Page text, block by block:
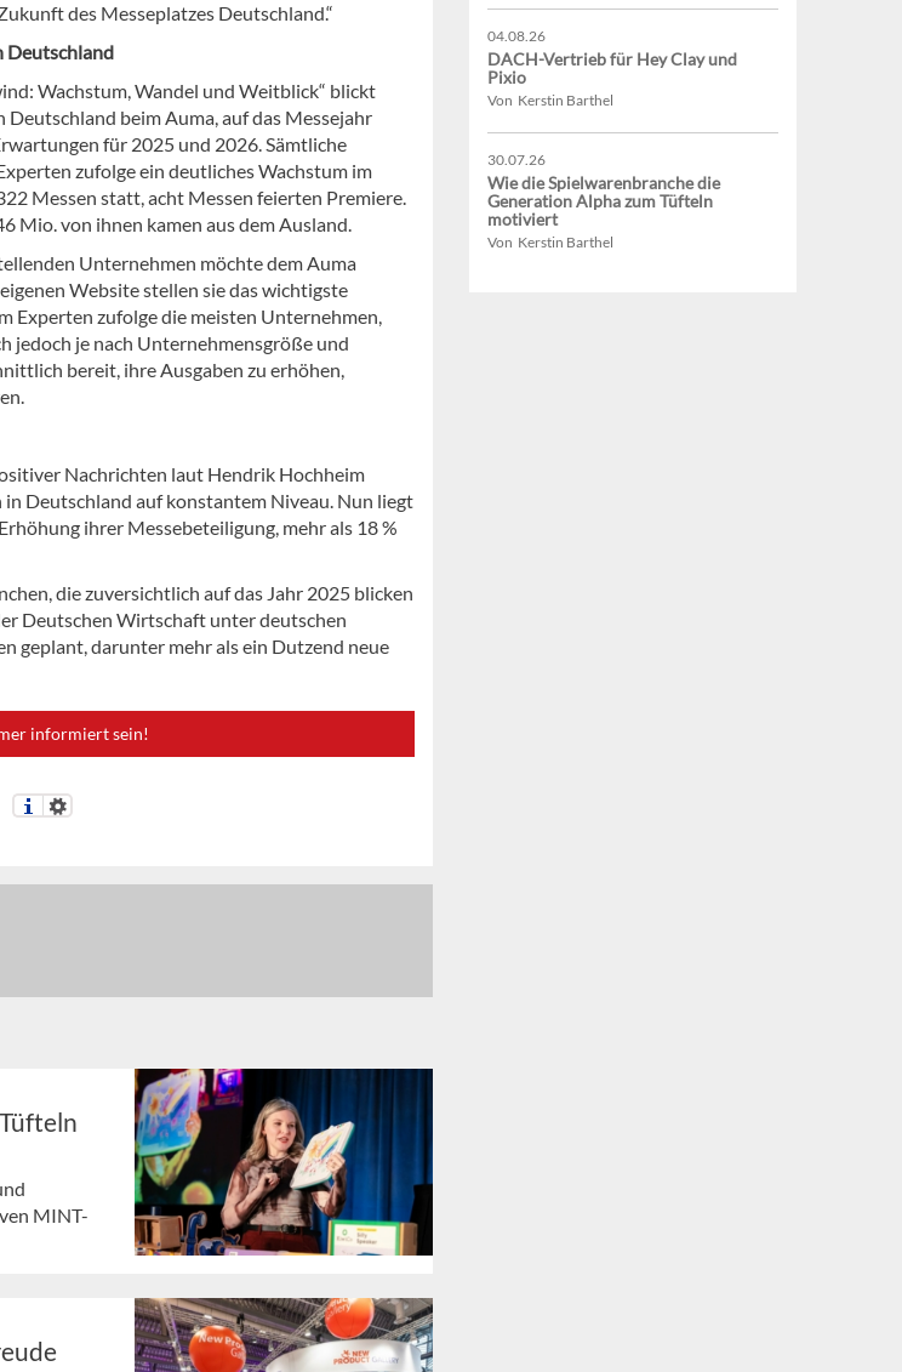
des Messeplatzes Deutschland.“
Deutschland
Wachstum, Wandel und Weitblick“ blickt
beim Auma, auf das Messejahr
für 2025 und 2026. Sämtliche
zufolge ein deutliches Wachstum im
Messen statt, acht Messen feierten Premiere.
Mio. von ihnen kamen aus dem Ausland.
Unternehmen möchte dem Auma
Website stellen sie das wichtigste
Experten zufolge die meisten Unternehmen,
jedoch je nach Unternehmensgröße und
bereit, ihre Ausgaben zu erhöhen,
Nachrichten laut Hendrik Hochheim
Deutschland auf konstantem Niveau. Nun liegt
ihrer Messebeteiligung, mehr als 18 %
die zuversichtlich auf das Jahr 2025 blicken
Deutschen Wirtschaft unter deutschen
geplant, darunter mehr als ein Dutzend neue
informiert sein!
MINT-
04.08.26
DACH-Vertrieb für Hey Clay und
Pixio
Von Kerstin Barthel
30.07.26
Wie die Spielwarenbranche die
Generation Alpha zum Tüfteln
motiviert
Von Kerstin Barthel